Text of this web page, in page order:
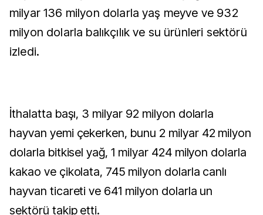
milyar 136 milyon dolarla yaş meyve ve 932
milyon dolarla balıkçılık ve su ürünleri sektörü
izledi.
İthalatta başı, 3 milyar 92 milyon dolarla
hayvan yemi çekerken, bunu 2 milyar 42 milyon
dolarla bitkisel yağ, 1 milyar 424 milyon dolarla
kakao ve çikolata, 745 milyon dolarla canlı
hayvan ticareti ve 641 milyon dolarla un
sektörü takip etti.